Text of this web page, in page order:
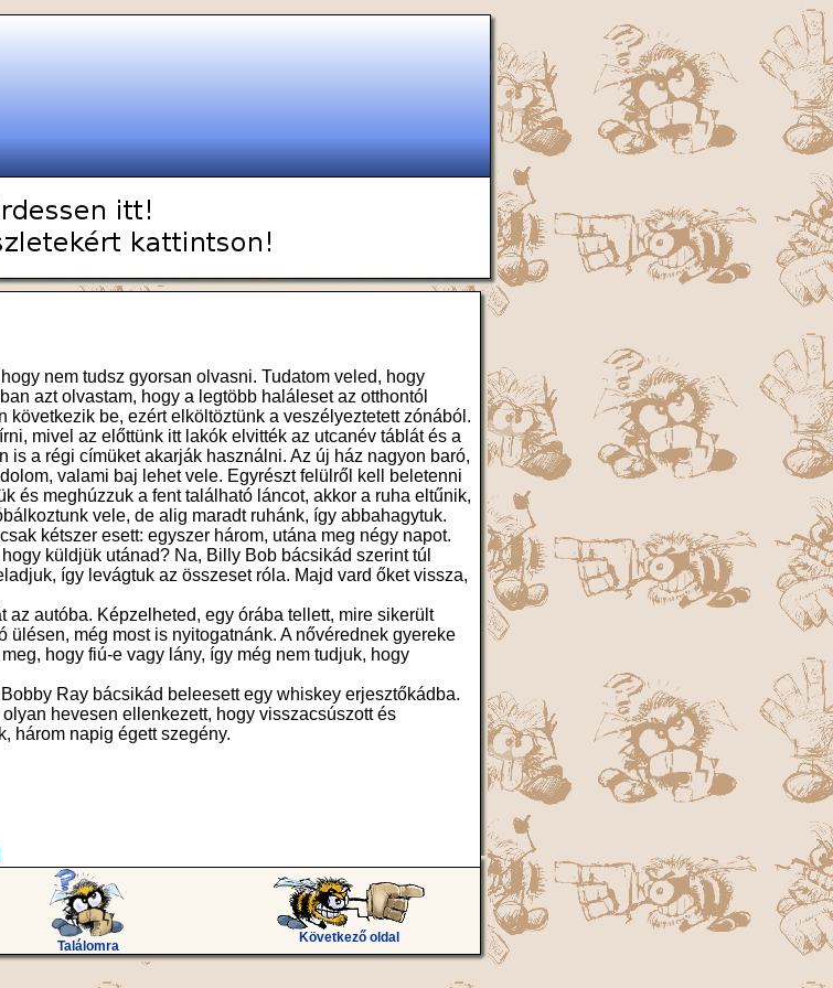
nem tudsz gyorsan olvasni. Tudatom veled, hogy
azt olvastam, hogy a legtöbb haláleset az otthontól
következik be, ezért elköltöztünk a veszélyeztetett zónából.
mivel az előttünk itt lakók elvitték az utcanév táblát és a
is a régi címüket akarják használni. Az új ház nagyon baró,
valami baj lehet vele. Egyrészt felülről kell beletenni
és meghúzzuk a fent található láncot, akkor a ruha eltűnik,
vele, de alig maradt ruhánk, így abbahagytuk.
kétszer esett: egyszer három, utána meg négy napot.
küldjük utánad? Na, Billy Bob bácsikád szerint túl
így levágtuk az összeset róla. Majd vard őket vissza,
az autóba. Képzelheted, egy órába tellett, mire sikerült
ülésen, még most is nyitogatnánk. A nővérednek gyereke
hogy fiú-e vagy lány, így még nem tudjuk, hogy
Ray bácsikád beleesett egy whiskey erjesztőkádba.
hevesen ellenkezett, hogy visszacsúszott és
három napig égett szegény.
Találomra
Következő oldal